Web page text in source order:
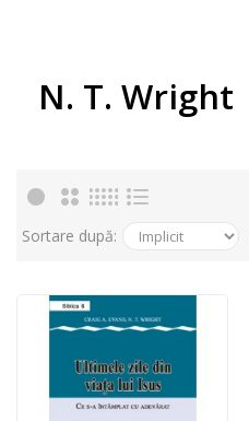
N. T. Wright
Sortare după: